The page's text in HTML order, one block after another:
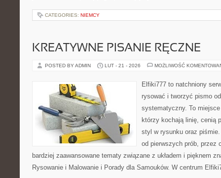
CATEGORIES: NIEMCY
KREATYWNE PISANIE RĘCZNE
POSTED BY ADMIN LUT - 21 - 2026 MOŻLIWOŚĆ
Elfiki777 to natchniony
rysować i tworzyć pismo
systematyczny. To
którzy kochają linię, cenią
styl w rysunku oraz
od pierwszych prób, przez
bardziej zaawansowane tematy związane z układem i pięknem
Rysowanie i Malowanie i Porady dla Samouków. W centrum